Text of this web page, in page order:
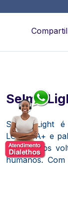
Selma
Selma Lighté
LGBTQIA+ e
em projetos
humanos.